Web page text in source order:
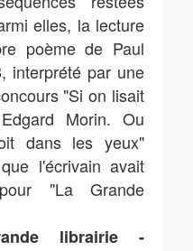
elles, la lecture
poème de Paul
interprété par une
"Si on lisait
Morin. Ou
dans les yeux"
l'écrivain avait
"La Grande
librairie -